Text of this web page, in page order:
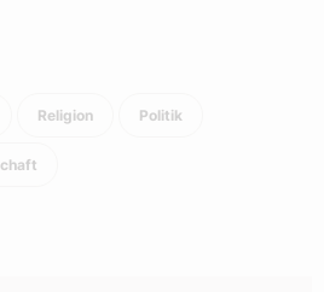
Religion Politik